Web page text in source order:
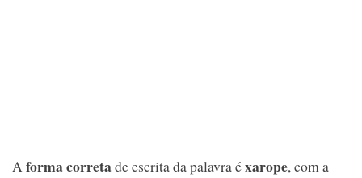
Aforma corretade escrita da palavra éxarope, com a